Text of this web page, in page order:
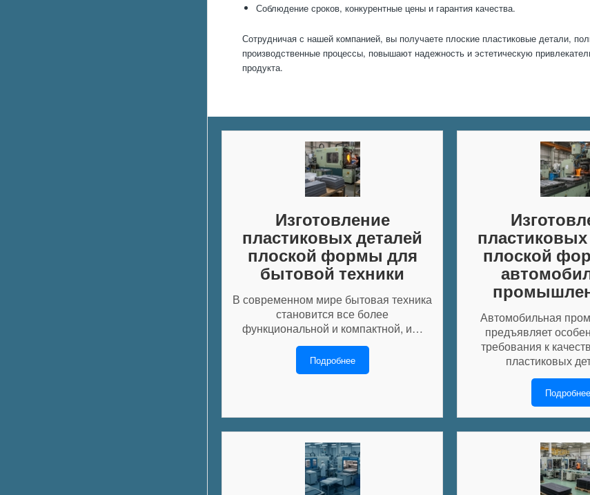
Соблюдение сроков, конкурентные цены и гарантия качества.
Сотрудничая с нашей компанией, вы получаете плоские пластиковые детали,
производственные процессы, повышают надежность и эстетическую
продукта.
Изготовление
пластиковых деталей
плоской формы для
бытовой техники
В современном мире бытовая техника
становится все более
функциональной и компактной, и…
Подробнее
пластиковых
плоской
Автомобильная
предъявляет
требования к
пластиковых
Подробнее